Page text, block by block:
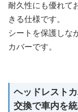
耐久性にも優れて
きる仕様です。
シートを保護しな
カバーです。
ヘッドレスト
交換で車内を